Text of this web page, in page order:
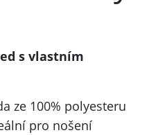
s vlastním
ze 100% polyesteru
pro nošení